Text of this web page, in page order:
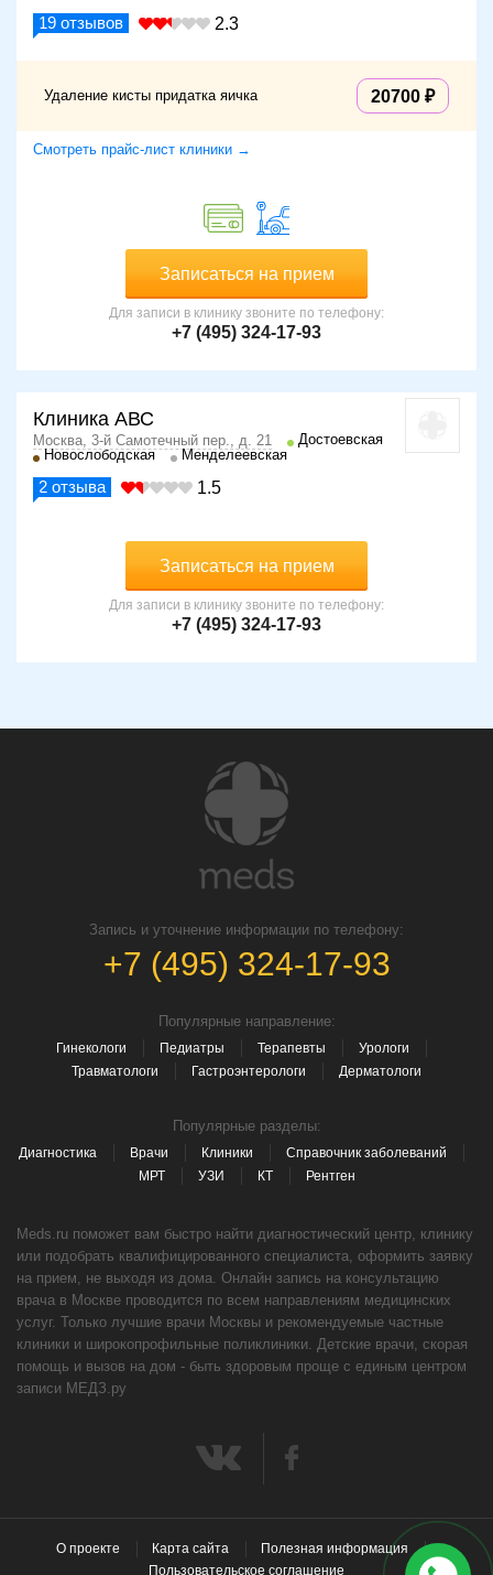
19 отзывов 2.3
Удаление кисты придатка яичка 20700
Смотреть прайс-лист клиники →
Записаться на прием
Для записи в клинику звоните по телефону:
+7 (495) 324-17-93
Клиника АВС
Москва, 3-й Самотечный пер., д. 21
Достоевская
Новослободская
Менделеевская
2 отзыва 1.5
Записаться на прием
Для записи в клинику звоните по телефону:
+7 (495) 324-17-93
Запись и уточнение информации по телефону:
+7 (495) 324-17-93
Популярные направление:
Гинекологи Педиатры Терапевты
Урологи
Травматологи
Гастроэнтерологи Дерматологи
Популярные разделы:
Диагностика Врачи Клиники
Справочник заболеваний
МРТ
УЗИ КТ Рентген
Meds.ru поможет вам быстро найти диагностический центр, клинику
или подобрать квалифицированного специалиста, оформить заявку
на прием, не выходя из дома. Онлайн запись на консультацию
врача в Москве проводится по всем направлениям медицинских
услуг. Только лучшие врачи Москвы и рекомендуемые частные
клиники и широкопрофильные поликлиники. Детские врачи, скорая
помощь и вызов на дом - быть здоровым проще с единым центром
записи МЕДЗ.ру
О проекте Карта сайта
Полезная информация
Пользовательское соглашение